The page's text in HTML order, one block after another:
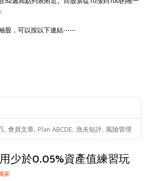
股，可以按以下連結⋯⋯
會員文章 Plan ABCDE 漁夫短評 風險管理
用少於0.05%資產值練習玩
家